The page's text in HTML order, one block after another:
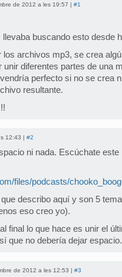
de 2012 a les 19:57 | #1
llevaba buscando esto desde
los archivos mp3, se crea
unir diferentes partes de una
perfecto si no se crea
resultante.
12:43 | #2
ni nada. Escúchate este
files/podcasts/
describo aquí y son 5
eso creo yo).
final lo que hace es unir el
que no debería dejar espacio.
de 2012 a les 12:53 | #3